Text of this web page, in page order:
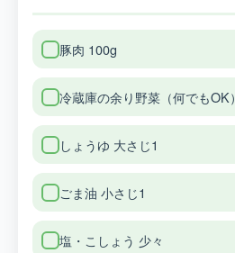
豚肉 100g
冷蔵庫の余り野菜（何でもOK）
しょうゆ 大さじ1
ごま油 小さじ1
塩・こしょう 少々